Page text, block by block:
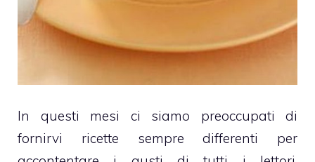
In questi mesi ci siamo preoccupati di
fornirvi ricette sempre differenti per